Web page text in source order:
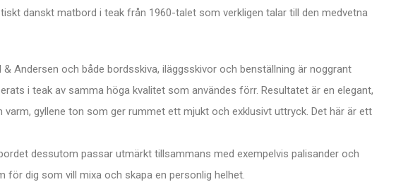
danskt matbord i teak från 1960-talet som verkligen talar till den medvetna
Andersen och både bordsskiva, iläggsskivor och benställning är noggrant
i teak av samma höga kvalitet som användes förr. Resultatet är en elegant,
gyllene ton som ger rummet ett mjukt och exklusivt uttryck. Det här är ett
dessutom passar utmärkt tillsammans med exempelvis palisander och
för dig som vill mixa och skapa en personlig helhet.